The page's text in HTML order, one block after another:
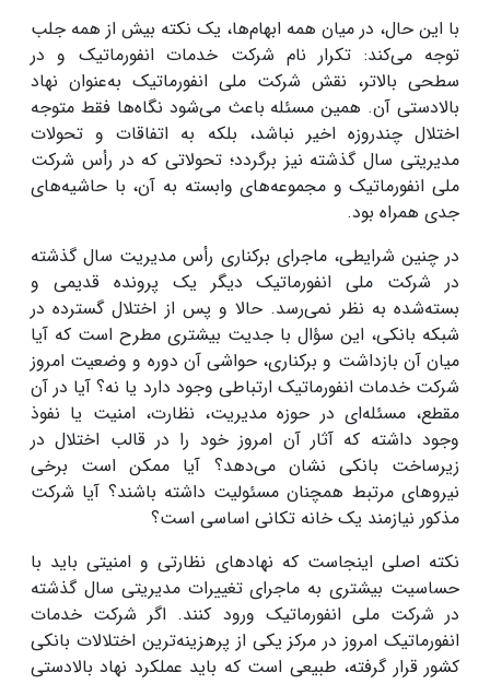
با این حال، در میان همه ابهام‌ها، یک نکته بیش از همه جلب
توجه می‌کند: تکرار نام شرکت خدمات انفورماتیک و در
سطحی بالاتر، نقش شرکت ملی انفورماتیک به‌عنوان نهاد
بالادستی آن. همین مسئله باعث می‌شود نگاه‌ها فقط متوجه
اختلال چندروزه اخیر نباشد، بلکه به اتفاقات و تحولات
مدیریتی سال گذشته نیز برگردد؛ تحولاتی که در رأس شرکت
ملی انفورماتیک و مجموعه‌های وابسته به آن، با حاشیه‌های
جدی همراه بود.
در چنین شرایطی، ماجرای برکناری رأس مدیریت سال گذشته
در شرکت ملی انفورماتیک دیگر یک پرونده قدیمی و
بسته‌شده به نظر نمی‌رسد. حالا و پس از اختلال گسترده در
شبکه بانکی، این سؤال با جدیت بیشتری مطرح است که آیا
میان آن بازداشت و برکناری، حواشی آن دوره و وضعیت امروز
شرکت خدمات انفورماتیک ارتباطی وجود دارد یا نه؟ آیا در آن
مقطع، مسئله‌ای در حوزه مدیریت، نظارت، امنیت یا نفوذ
وجود داشته که آثار آن امروز خود را در قالب اختلال در
زیرساخت بانکی نشان می‌دهد؟ آیا ممکن است برخی
نیروهای مرتبط همچنان مسئولیت داشته باشند؟ آیا شرکت
مذکور نیازمند یک خانه تکانی اساسی است؟
نکته اصلی اینجاست که نهادهای نظارتی و امنیتی باید با
حساسیت بیشتری به ماجرای تغییرات مدیریتی سال گذشته
در شرکت ملی انفورماتیک ورود کنند. اگر شرکت خدمات
انفورماتیک امروز در مرکز یکی از پرهزینه‌ترین اختلالات بانکی
کشور قرار گرفته، طبیعی است که باید عملکرد نهاد بالادستی